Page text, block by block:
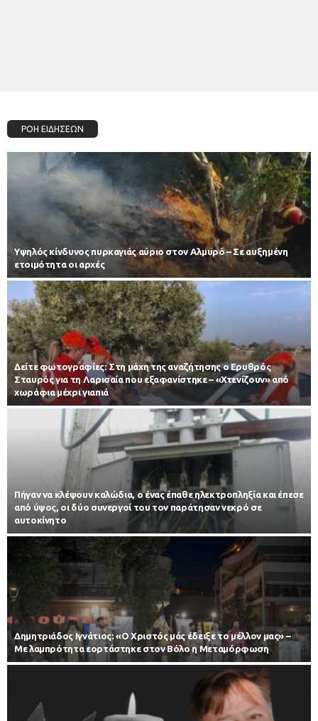
ΡΟΗ ΕΙΔΗΣΕΩΝ
Υψηλός κίνδυνος πυρκαγιάς αύριο στον Αλμυρό – Σε αυξημένη
ετοιμότητα οι αρχές
Δείτε φωτογραφίες: Στη μάχη της αναζήτησης ο Ερυθρός
Σταυρός για τη Λαρισαία που εξαφανίστηκε – «Χτενίζουν» από
χωράφια μέχρι γιαπιά
Πήγαν να κλέψουν καλώδια, ο ένας έπαθε ηλεκτροπληξία και έπεσε
από ύψος, οι δύο συνεργοί του τον παράτησαν νεκρό σε
αυτοκίνητο
Δημητριάδος Ιγνάτιος: «Ο Χριστός μάς έδειξε το μέλλον μας» –
Με λαμπρότητα εορτάστηκε στον Βόλο η Μεταμόρφωση